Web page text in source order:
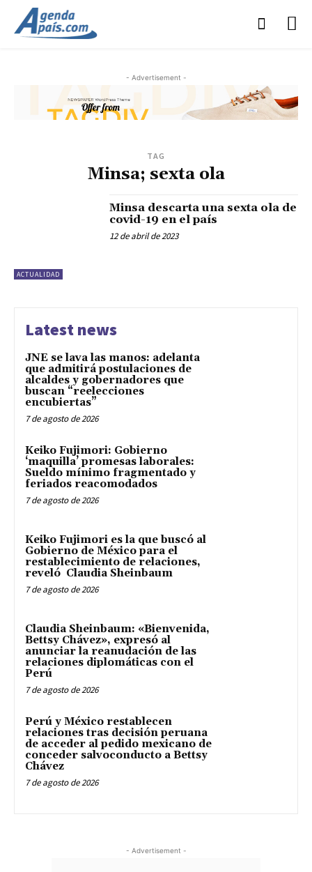
- Advertisement -
TAG
Minsa; sexta ola
ACTUALIDAD
Minsa descarta una sexta ola de
covid-19 en el país
12 de abril de 2023
Latest news
JNE se lava las manos: adelanta
que admitirá postulaciones de
alcaldes y gobernadores que
buscan “reelecciones
encubiertas”
7 de agosto de 2026
Keiko Fujimori: Gobierno
‘maquilla’ promesas laborales:
Sueldo mínimo fragmentado y
feriados reacomodados
7 de agosto de 2026
Keiko Fujimori es la que buscó al
Gobierno de México para el
restablecimiento de relaciones,
reveló Claudia Sheinbaum
7 de agosto de 2026
Claudia Sheinbaum: «Bienvenida,
Bettsy Chávez», expresó al
anunciar la reanudación de las
relaciones diplomáticas con el
Perú
7 de agosto de 2026
Perú y México restablecen
relaciones tras decisión peruana
de acceder al pedido mexicano de
conceder salvoconducto a Bettsy
Chávez
7 de agosto de 2026
- Advertisement -